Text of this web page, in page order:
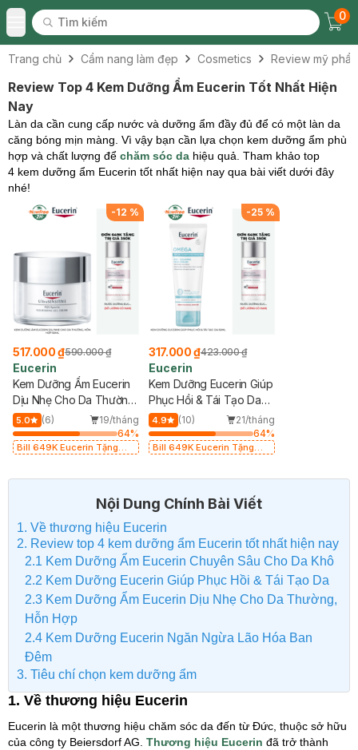
Toggle Menu
Tìm kiếm
Tìm kiếm
0
Trang chủ Cẩm nang làm đẹp Cosmetics Review mỹ
Review Top 4 Kem Dưỡng Ẩm Eucerin Tốt Nhất Hiện
Nay
Làn da cần cung cấp nước và dưỡng ẩm đầy đủ để có một làn da
căng bóng mịn màng. Vì vậy bạn cần lựa chọn kem dưỡng ẩm phù
hợp và chất lượng để chăm sóc da hiệu quả. Tham khảo top
4 kem dưỡng ẩm Eucerin tốt nhất hiện nay qua bài viết dưới đây
nhé!
-12 %
517.000 ₫590.000 ₫
Eucerin
Kem Dưỡng Ẩm Eucerin
Dịu Nhẹ Cho Da Thường,
Hỗn Hợp 50ml
5.0 (6)
19/tháng
64%
Bill 649K Eucerin Tặng
-25 %
317.000 ₫423.000 ₫
Eucerin
Kem Dưỡng Eucerin Giúp
Phục Hồi & Tái Tạo Da
50ml
4.9 (10)
21/tháng
64%
Bill 649K Eucerin Tặng
Nội Dung Chính Bài Viết
1. Về thương hiệu Eucerin
2. Review top 4 kem dưỡng ẩm Eucerin tốt nhất hiện nay
2.1 Kem Dưỡng Ẩm Eucerin Chuyên Sâu Cho Da Khô
2.2 Kem Dưỡng Eucerin Giúp Phục Hồi & Tái Tạo Da
2.3 Kem Dưỡng Ẩm Eucerin Dịu Nhẹ Cho Da Thường,
Hỗn Hợp
2.4 Kem Dưỡng Eucerin Ngăn Ngừa Lão Hóa Ban
Đêm
3. Tiêu chí chọn kem dưỡng ẩm
1. Về thương hiệu Eucerin
Eucerin là một thương hiệu chăm sóc da đến từ Đức, thuộc sở hữu
của công ty Beiersdorf AG. Thương hiệu Eucerin đã trở thành